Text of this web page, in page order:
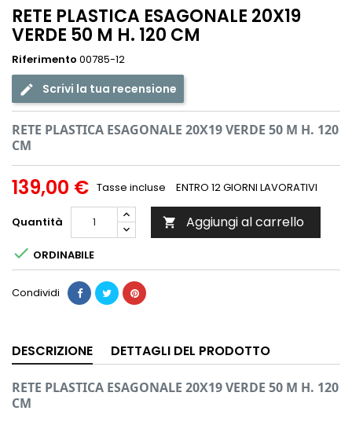
RETE PLASTICA ESAGONALE 20X19
VERDE 50 M H. 120 CM
Riferimento 00785-12
Scrivi la tua recensione
RETE PLASTICA ESAGONALE 20X19 VERDE 50 M H. 120
CM
139,00 € Tasse incluse ENTRO 12 GIORNI LAVORATIVI
Quantità  Aggiungi al carrello
 ORDINABILE
Condividi
DESCRIZIONE DETTAGLI DEL PRODOTTO
RETE PLASTICA ESAGONALE 20X19 VERDE 50 M H. 120
CM